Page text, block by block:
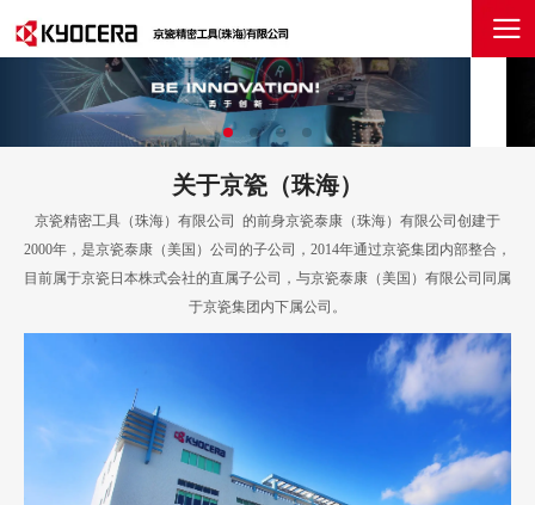
关于京瓷（珠海）
京瓷精密工具（珠海）有限公司 的前身京瓷泰康（珠海）有限公司创建于
2000年，是京瓷泰康（美国）公司的子公司，2014年通过京瓷集团内部整合，
目前属于京瓷日本株式会社的直属子公司，与京瓷泰康（美国）有限公司同属
于京瓷集团内下属公司。